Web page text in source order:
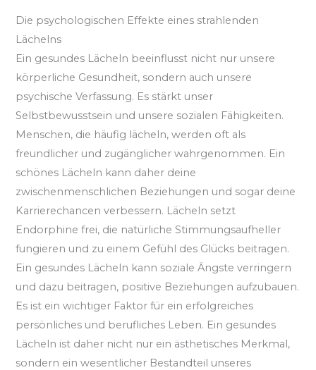
Die psychologischen Effekte eines strahlenden
Lächelns
Ein gesundes Lächeln beeinflusst nicht nur unsere
körperliche Gesundheit, sondern auch unsere
psychische Verfassung. Es stärkt unser
Selbstbewusstsein und unsere sozialen Fähigkeiten.
Menschen, die häufig lächeln, werden oft als
freundlicher und zugänglicher wahrgenommen. Ein
schönes Lächeln kann daher deine
zwischenmenschlichen Beziehungen und sogar deine
Karrierechancen verbessern. Lächeln setzt
Endorphine frei, die natürliche Stimmungsaufheller
fungieren und zu einem Gefühl des Glücks beitragen.
Ein gesundes Lächeln kann soziale Ängste verringern
und dazu beitragen, positive Beziehungen aufzubauen.
Es ist ein wichtiger Faktor für ein erfolgreiches
persönliches und berufliches Leben. Ein gesundes
Lächeln ist daher nicht nur ein ästhetisches Merkmal,
sondern ein wesentlicher Bestandteil unseres